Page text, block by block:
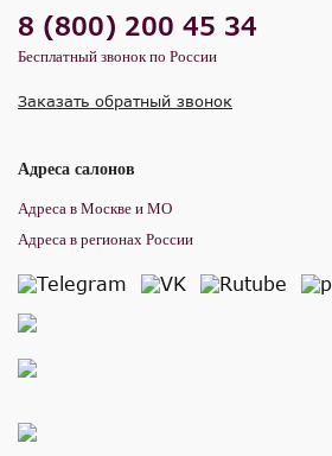
8 (800) 200 45 34
Бесплатный звонок по России
Заказать обратный звонок
Адреса салонов
Адреса в Москве и МО
Адреса в регионах России